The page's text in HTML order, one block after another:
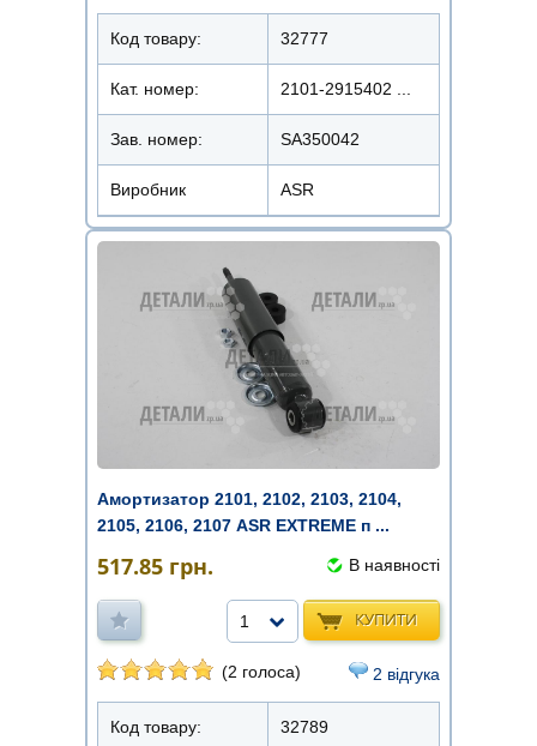
Код товару: 32777
Кат. номер: 2101-2915402 ...
Зав. номер: SA350042
Виробник ASR
Амортизатор 2101, 2102, 2103, 2104,
2105, 2106, 2107 ASR EXTREME п ...
517.85 грн. В наявності
КУПИТИ
1
(2 голоса) 2 відгука
Код товару: 32789